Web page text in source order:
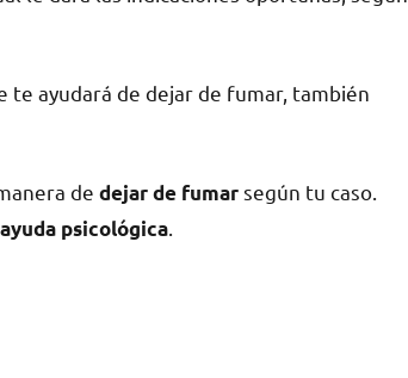
te ayudará dе dejar dе fumar, también
dе dejar dе fumarsegún tu caso.
ayuda psicológica